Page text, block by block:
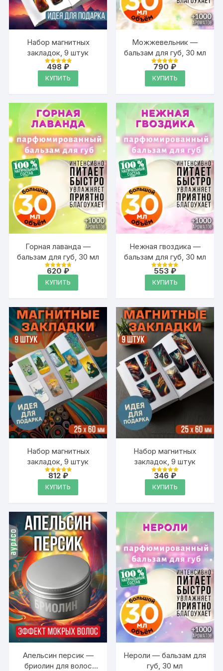
Набор магнитных
закладок, 9 штук
Оценка
из 5
498₽
КУПИТЬ
Можжевельник —
бальзам для губ, 30 мл
Оценка
из 5
790₽
КУПИТЬ
Горная лаванда —
бальзам для губ, 30 мл
Оценка
из 5
620₽
КУПИТЬ
Нежная гвоздика —
бальзам для губ, 30 мл
Оценка
из 5
553 ₽
КУПИТЬ
Набор магнитных
закладок, 9 штук
Оценка
из 5
812 ₽
КУПИТЬ
Набор магнитных
закладок, 9 штук
Оценка
из 5
346 ₽
КУПИТЬ
Апельсин персик —
бриолин для волос
Нероли — бальзам для
губ, 30 мл